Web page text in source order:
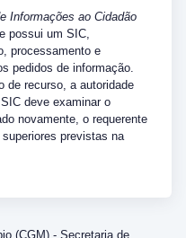
Informações ao Cidadão
possui um SIC,
processamento e
pedidos de informação.
de recurso, a autoridade
deve examinar o
novamente, o requerente
previstas na
(CGM) - Secretaria de